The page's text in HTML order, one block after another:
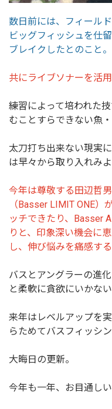
数日前には、フィール
ビッグフィッシュを仕
ブレイクしたとのこと。
共にライブソナーを活
練習によって培われた
むことすらできない魚・
太刀打ち出来ない現実
は早々から取り入れみ
今年は尊敬する田辺哲
（Basser LIMIT ONE
ッチできたり、Basser
りと、印象深い機会に
し、伸び悩みを痛感す
バスとアングラーの進
と柔軟に貪欲にいかない
来年はレベルアップを
らためてバスフィッシ
大晦日の更新。
今年も一年、お目通し